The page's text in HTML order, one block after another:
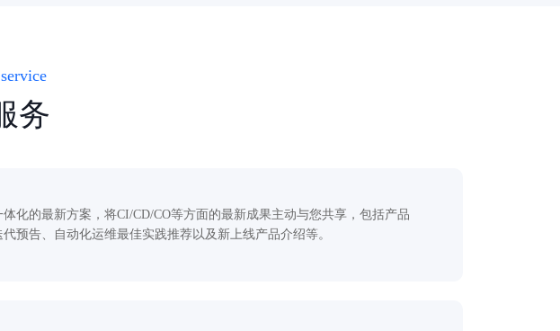
务
化的最新方案，将CI/CD/CO等方面的最新成果主动与您共享，包括产品
预告、自动化运维最佳实践推荐以及新上线产品介绍等。